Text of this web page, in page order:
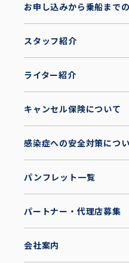
お申し込みから乗船まで
スタッフ紹介
ライター紹介
キャンセル保険について
感染症への安全対策につ
パンフレット一覧
パートナー・代理店募集
会社案内